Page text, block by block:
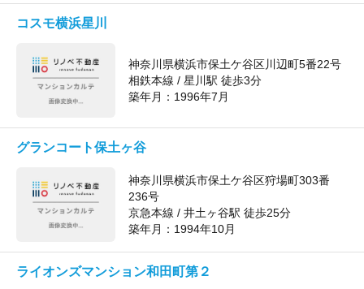
コスモ横浜星川
神奈川県横浜市保土ケ谷区川辺町5番22号
相鉄本線 / 星川駅 徒歩3分
築年月： 1996年7月
グランコート保土ヶ谷
神奈川県横浜市保土ケ谷区狩場町303番
236号
京急本線 / 井土ヶ谷駅 徒歩25分
築年月： 1994年10月
ライオンズマンション和田町第２